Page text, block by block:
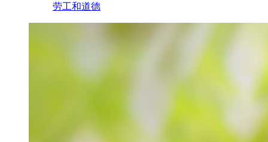
劳工和道德